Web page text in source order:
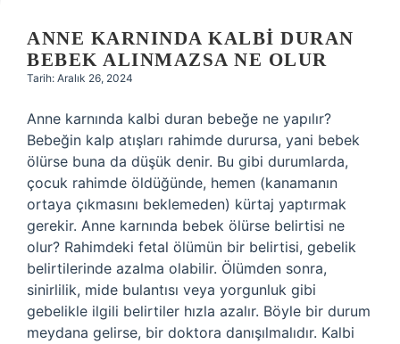
ANNE KARNINDA KALBI DURAN
BEBEK ALINMAZSA NE OLUR
Tarih: Aralık 26, 2024
Anne karnında kalbi duran bebeğe ne yapılır?
Bebeğin kalp atışları rahimde durursa, yani bebek
ölürse buna da düşük denir. Bu gibi durumlarda,
çocuk rahimde öldüğünde, hemen (kanamanın
ortaya çıkmasını beklemeden) kürtaj yaptırmak
gerekir. Anne karnında bebek ölürse belirtisi ne
olur? Rahimdeki fetal ölümün bir belirtisi, gebelik
belirtilerinde azalma olabilir. Ölümden sonra,
sinirlilik, mide bulantısı veya yorgunluk gibi
gebelikle ilgili belirtiler hızla azalır. Böyle bir durum
meydana gelirse, bir doktora danışılmalıdır. Kalbi